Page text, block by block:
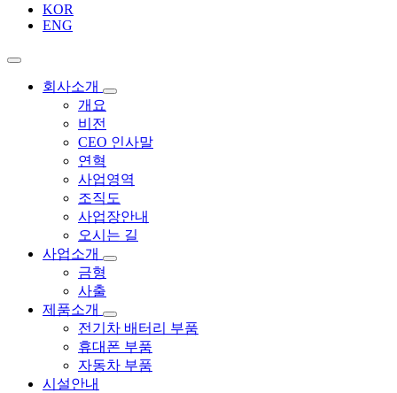
KOR
ENG
회사소개
개요
비전
CEO 인사말
연혁
사업영역
조직도
사업장안내
오시는 길
사업소개
금형
사출
제품소개
전기차 배터리 부품
휴대폰 부품
자동차 부품
시설안내